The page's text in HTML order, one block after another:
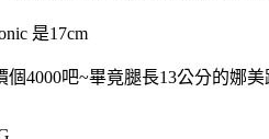
是17cm
個4000吧~畢竟腿長13公分的娜